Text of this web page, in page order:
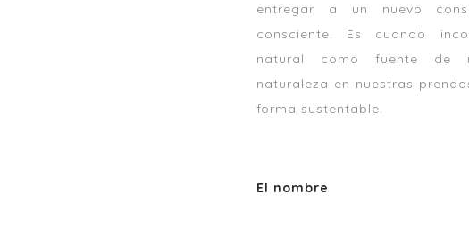
entregar a un nuevo
consciente. Es cuando
natural como fuente de
naturaleza en nuestras
forma sustentable.
El nombre